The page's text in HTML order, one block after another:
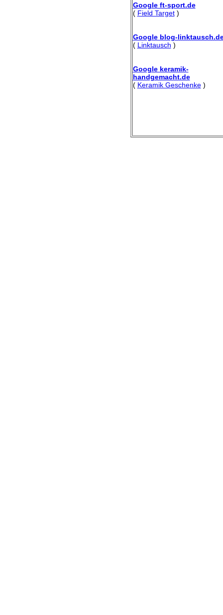
Google ft-sport.de
( Field Target)
Google blog-
( Linktausch )
Google keramik-
handgemacht.de
( Keramik Geschenke)